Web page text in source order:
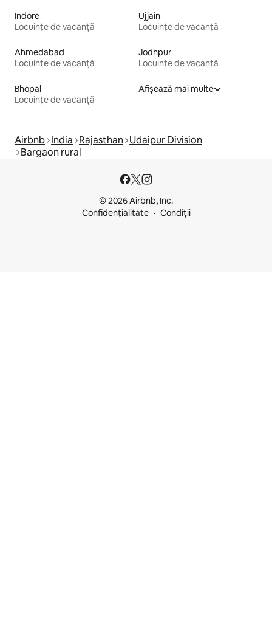
Indore
Locuințe de vacanță
Ujjain
Locuințe de vacanță
Ahmedabad
Locuințe de vacanță
Jodhpur
Locuințe de vacanță
Bhopal
Locuințe de vacanță
Afișează mai multe
Airbnb India Rajasthan Udaipur Division
Bargaon rural
© 2026 Airbnb, Inc.
Confidențialitate
Condiții